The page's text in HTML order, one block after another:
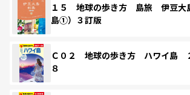
１５ 地球の歩き方 島旅 伊豆大
島①）３訂版
Ｃ０２ 地球の歩き方 ハワイ島
８